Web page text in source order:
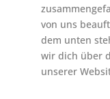
von uns
dem unten
wir dich über
unserer